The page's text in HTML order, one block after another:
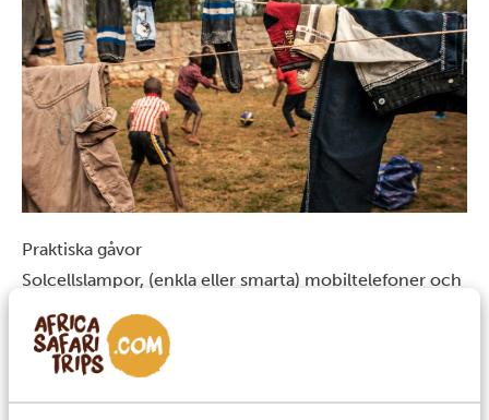
Praktiska gåvor
Solcellslampor, (enkla eller smarta) mobiltelefoner och
solcellsdrivna Bluetooth-radioapparater eller högtalare
är mycket användbara och uppskattade gåvor. Men de
kan vara svåra att dela ut, eftersom efterfrågan är stor
och alla gärna vill ha dem. Prata därför alltid med din